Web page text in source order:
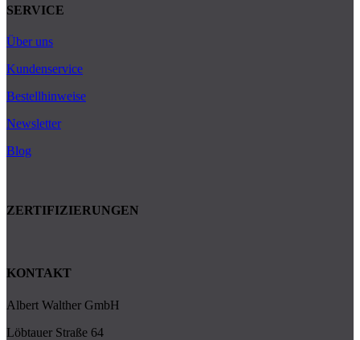
SERVICE
Über uns
Kundenservice
Bestellhinweise
Newsletter
Blog
ZERTIFIZIERUNGEN
KONTAKT
Albert Walther GmbH
Löbtauer Straße 64